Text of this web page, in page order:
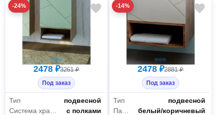
-24%
2478 ₽3261 ₽
Под заказ
Тип
подвесной
с полками
-14%
2478 ₽2881 ₽
Под заказ
Тип
подвесной
белый/коричневый